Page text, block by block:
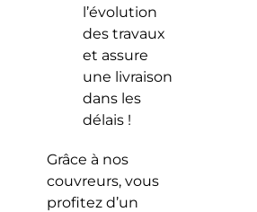
l’évolution
des travaux
et assure
une livraison
dans les
délais !
Grâce à nos
couvreurs, vous
profitez d’un